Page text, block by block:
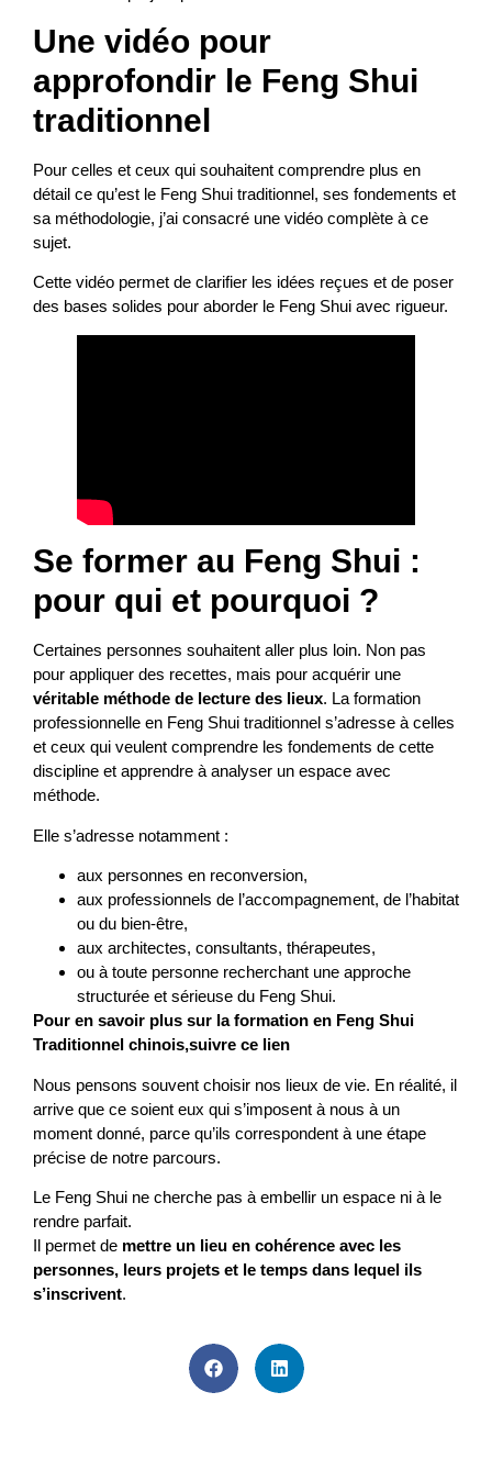
Une vidéo pour
approfondir le Feng Shui
traditionnel
Pour celles et ceux qui souhaitent comprendre plus en
détail ce qu’est le Feng Shui traditionnel, ses fondements et
sa méthodologie, j’ai consacré une vidéo complète à ce
sujet.
Cette vidéo permet de clarifier les idées reçues et de poser
des bases solides pour aborder le Feng Shui avec rigueur.
Se former au Feng Shui :
pour qui et pourquoi ?
Certaines personnes souhaitent aller plus loin. Non pas
pour appliquer des recettes, mais pour acquérir une
véritable méthode de lecture des lieux. La formation
professionnelle en Feng Shui traditionnel s’adresse à celles
et ceux qui veulent comprendre les fondements de cette
discipline et apprendre à analyser un espace avec
méthode.
Elle s’adresse notamment :
aux personnes en reconversion,
aux professionnels de l’accompagnement, de l’habitat
ou du bien-être,
aux architectes, consultants, thérapeutes,
ou à toute personne recherchant une approche
structurée et sérieuse du Feng Shui.
Pour en savoir plus sur la formation en Feng Shui
Traditionnel chinois,suivre ce lien
Nous pensons souvent choisir nos lieux de vie. En réalité, il
arrive que ce soient eux qui s’imposent à nous à un
moment donné, parce qu’ils correspondent à une étape
précise de notre parcours.
Le Feng Shui ne cherche pas à embellir un espace ni à le
rendre parfait.
Il permet de mettre un lieu en cohérence avec les
personnes, leurs projets et le temps dans lequel ils
s’inscrivent.